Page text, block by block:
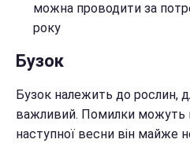
можна проводити за
року
Бузок
Бузок належить до рослин,
важливий. Помилки можуть
наступної весни він майже